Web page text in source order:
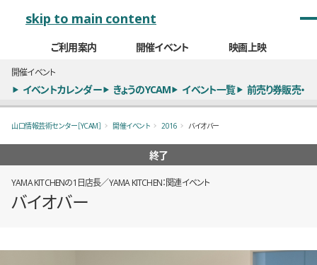
skip to main content
ご利用案内 開催イベント 映画上映
開催イベント
イベントカレンダー きょうのYCAM イベント一覧 前売り券販売・
山口情報芸術センター［YCAM］ 開催イベント 2016 バイオバー
終了
YAMA KITCHENの1日店長／YAMA KITCHEN：関連イベント
バイオバー